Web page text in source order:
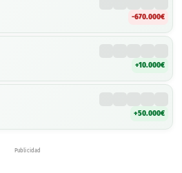
-670.000€
+10.000€
+50.000€
Publicidad